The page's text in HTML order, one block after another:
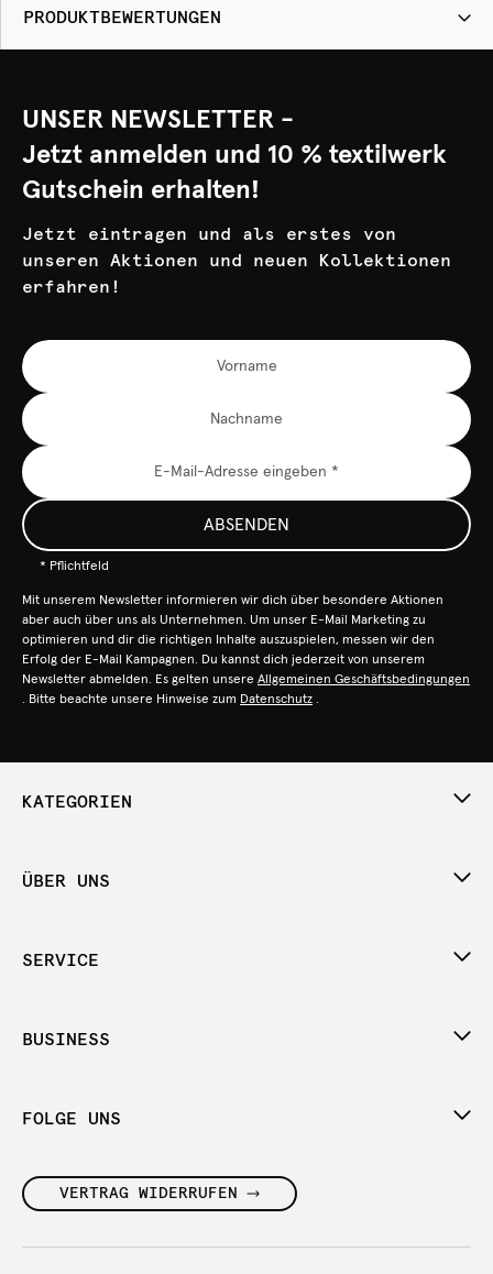
PRODUKTBEWERTUNGEN
UNSER NEWSLETTER -
Jetzt anmelden und 10 % textilwerk
Gutschein erhalten!
Jetzt eintragen und als erstes von
unseren Aktionen und neuen Kollektionen
erfahren!
ABSENDEN
* Pflichtfeld
Mit unserem Newsletter informieren wir dich über besondere Aktionen
aber auch über uns als Unternehmen. Um unser E-Mail Marketing zu
optimieren und dir die richtigen Inhalte auszuspielen, messen wir den
Erfolg der E-Mail Kampagnen. Du kannst dich jederzeit von unserem
Newsletter abmelden. Es gelten unsere Allgemeinen Geschäftsbedingungen
. Bitte beachte unsere Hinweise zum Datenschutz .
KATEGORIEN
ÜBER UNS
SERVICE
BUSINESS
FOLGE UNS
VERTRAG WIDERRUFEN